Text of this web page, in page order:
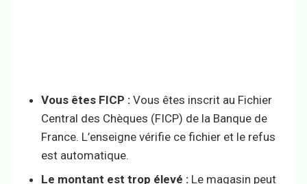
Vous êtes FICP : Vous êtes inscrit au Fichier
Central des Chèques (FICP) de la Banque de
France. L’enseigne vérifie ce fichier et le refus
est automatique.
Le montant est trop élevé : Le magasin peut